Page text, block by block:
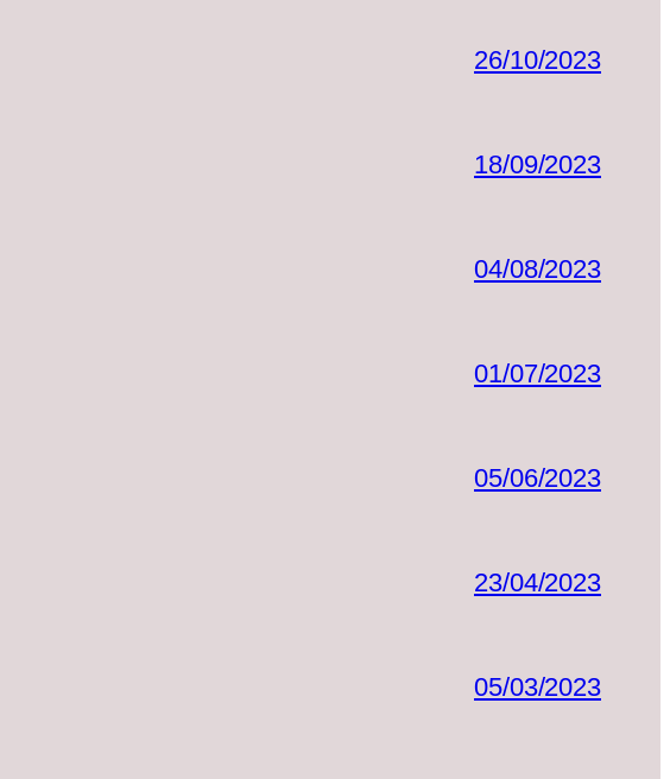
26/10/2023
18/09/2023
04/08/2023
01/07/2023
05/06/2023
23/04/2023
05/03/2023